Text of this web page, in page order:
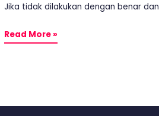
Jika tidak dilakukan dengan benar
Read More »